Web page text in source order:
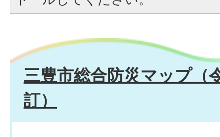
三豊市総合防災マップ（
訂）